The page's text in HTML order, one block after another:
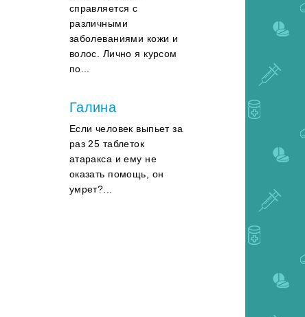
справляется с
различными
заболеваниями кожи и
волос. Лично я курсом
по...
Галина
Если человек выпьет за
раз 25 таблеток
атаракса и ему не
оказать помощь, он
умрет?...